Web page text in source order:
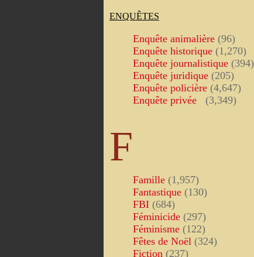
ENQUÊTES
Enquête animalière (96)
Enquête historique (1,270)
Enquête journalistique (394)
Enquête juridique (205)
Enquête policière (4,647)
Enquête privée
(3,349)
F
Famille (1,957)
Fantastique (130)
FBI (684)
Féminicide (297)
Féminisme (122)
Fêtes de Noël (324)
Fiction (237)